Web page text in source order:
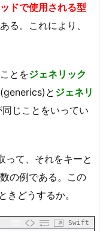
ドで使用される型
る。これにより 、
とをジェネリック
(generics)と ジェネリ
じことをいってい
って、それをキーと
の例である。この
どうするか。
Swift